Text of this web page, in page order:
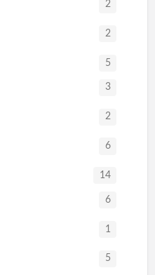
2
2
5
3
2
6
14
6
1
5